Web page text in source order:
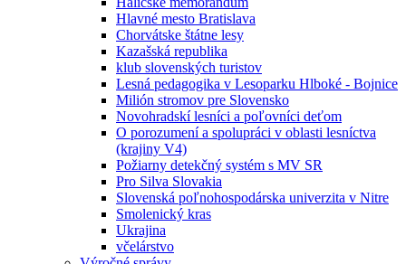
Hlavné mesto Bratislava
Chorvátske štátne lesy
Kazašská republika
klub slovenských turistov
Lesná pedagogika v Lesoparku Hlboké - Bojnice
Milión stromov pre Slovensko
Novohradskí lesníci a poľovníci deťom
O porozumení a spolupráci v oblasti lesníctva
(krajiny V4)
Požiarny detekčný systém s MV SR
Pro Silva Slovakia
Slovenská poľnohospodárska univerzita v Nitre
Smolenický kras
Ukrajina
včelárstvo